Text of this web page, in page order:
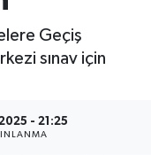
Geçiş
sınav için
- 21:25